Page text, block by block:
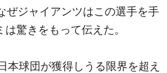
ぜジャイアンツはこの選手を手
驚きをもって伝えた。
本球団が獲得しうる限界を超え